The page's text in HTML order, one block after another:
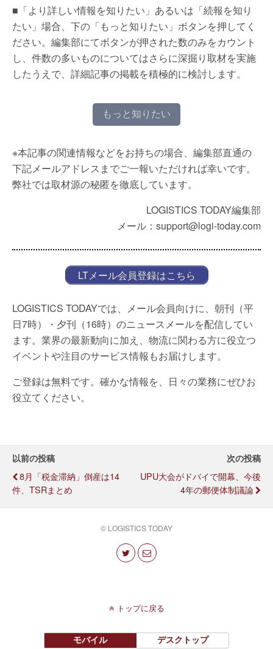
■「より詳しい情報を知りたい」あるいは「続報を知り
たい」場合、下の「もっと知りたい」ボタンを押してく
ださい。編集部にてボタンが押された数のみをカウント
し、件数の多いものについてはさらに深掘り取材を実施
したうえで、詳細記事の掲載を積極的に検討します。
もっと知りたい
※本記事の関連情報などをお持ちの場合、編集部直通の
下記メールアドレスまでご一報いただければ幸いです。
弊社では取材源の秘匿を徹底しています。
LOGISTICS TODAY編集部
メール：support@logi-today.com
LTメール会員登録はこちら
LOGISTICS TODAYでは、メール会員向けに、朝刊（平
日7時）・夕刊（16時）のニュースメールを配信してい
ます。業界の最新動向に加え、物流に関わる方に役立つ
イベントや注目のサービス情報もお届けします。
ご登録は無料です。確かな情報を、日々の業務にぜひお
役立てください。
以前の投稿
8月「税金滞納」倒産は14
件、TSRまとめ
次の投稿
UPU大会がドバイで開幕、今後
4年の郵便体制議論
© LOGISTICS TODAY
トップに戻る
モバイル デスクトップ